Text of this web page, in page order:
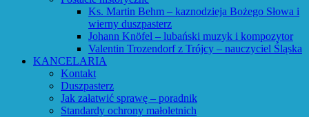
Ks. Martin Behm – kaznodzieja Bożego Słowa i
wierny duszpasterz
Johann Knöfel – lubański muzyk i kompozytor
Valentin Trozendorf z Trójcy – nauczyciel Śląska
KANCELARIA
Kontakt
Duszpasterz
Jak załatwić sprawę – poradnik
Standardy ochrony małoletnich